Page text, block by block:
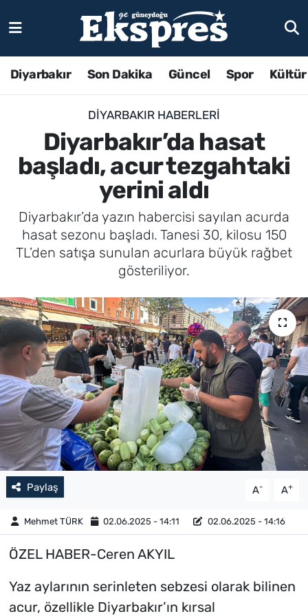
Diyarbakır Son Dakika Güncel Spor
DIYARBAKIR HABERLERI
Diyarbakır’da hasat
başladı, acur tezgahtaki
yerini aldı
Diyarbakır’da yazın habercisi sayılan acurda
hasat sezonu başladı. Tanesi 30, kilosu 150
TL’den satışa sunulan acurlara büyük rağbet
gösteriliyor.
Paylaş A- A+
Mehmet TÜRK 02.06.2025 - 14:11 02.06.2025 - 14:16
ÖZEL HABER-Ceren AKYIL
Yaz aylarının serinleten sebzesi olarak bilinen
acur, özellikle Diyarbakır’ın kırsal